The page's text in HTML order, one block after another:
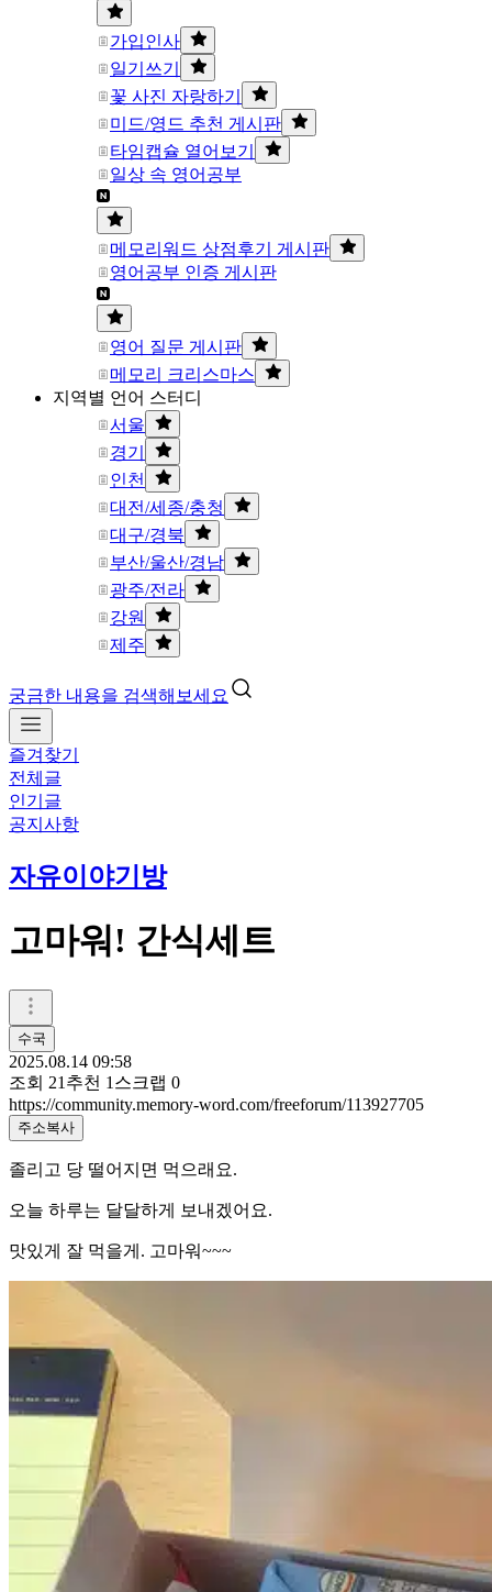
가입인사
일기쓰기
꽃 사진 자랑하기
미드/영드 추천 게시판
타임캡슐 열어보기
일상 속 영어공부
메모리워드 상점후기 게시판
영어공부 인증 게시판
영어 질문 게시판
메모리 크리스마스
지역별 언어 스터디
서울
경기
인천
대전/세종/충청
대구/경북
부산/울산/경남
광주/전라
강원
제주
궁금한 내용을 검색해보세요
즐겨찾기
전체글
인기글
공지사항
자유이야기방
고마워! 간식세트
수국
2025.08.14 09:58
조회 21 추천 1 스크랩 0
https://community.memory-word.com/freeforum/113927705
주소복사
졸리고 당 떨어지면 먹으래요.
오늘 하루는 달달하게 보내겠어요.
맛있게 잘 먹을게. 고마워~~~